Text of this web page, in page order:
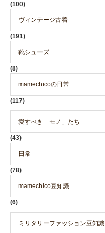
(100)
ヴィンテージ古着
(191)
靴シューズ
(8)
mamechicoの日常
(117)
愛すべき「モノ」たち
(43)
日常
(78)
mamechico豆知識
(6)
ミリタリーファッション豆知識